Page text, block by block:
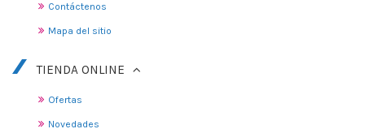
Contáctenos
Mapa del sitio
TIENDA ONLINE
Ofertas
Novedades